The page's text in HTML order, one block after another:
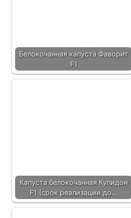
Белокочанная капуста Фаворит
F1
Капуста белокочанная Купидон
F1 (срок реализации до…